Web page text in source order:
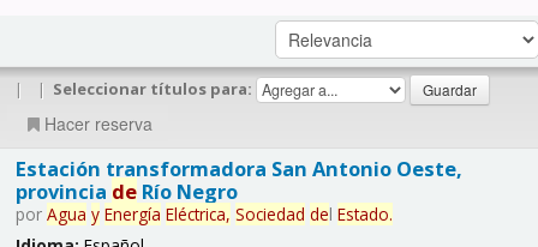
| | Seleccionar títulos para:
Hacer reserva
Estación transformadora San Antonio Oeste,
provincia deRío Negro
por Agua y Energía Eléctrica, Sociedad del Estado.